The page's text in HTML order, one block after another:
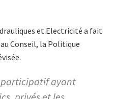
et Electricité a fait
Conseil, la Politique
participatif ayant